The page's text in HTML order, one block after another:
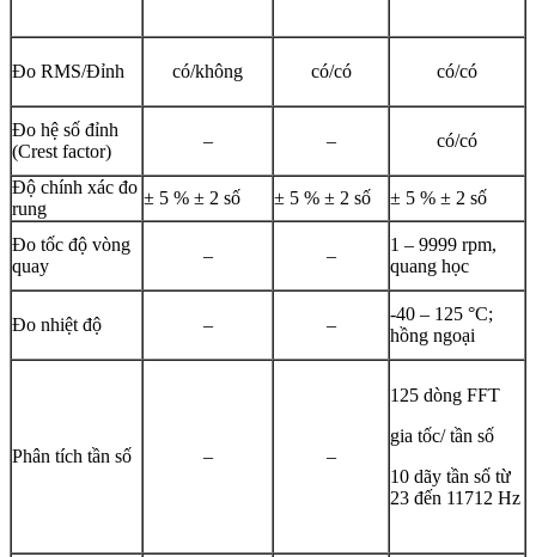
Đo RMS/Đỉnh có/không có/có có/có
Đo hệ số đỉnh
(Crest factor)
– – có/có
Độ chính xác đo
rung
± 5 % ± 2 số ± 5 % ± 2 số ± 5 % ± 2 số
Đo tốc độ vòng
quay
– –
1 – 9999 rpm,
quang học
Đo nhiệt độ – –
-40 – 125 °C;
hồng ngoại
Phân tích tần số – –
125 dòng FFT
gia tốc/ tần số
10 dãy tần số từ
23 đến 11712 Hz